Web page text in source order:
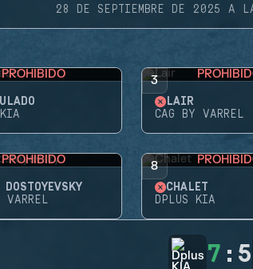
28 DE SEPTIEMBRE DE 2025 A
PROHIBIDO 3
LAIR
CAG BY VARREL
PROHIBIDO
VARREL
8
CHALET
DPLUS KIA
7 : 5